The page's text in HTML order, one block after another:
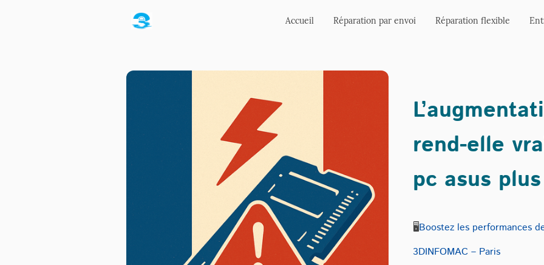
Accueil Réparation par envoi Réparation flexible
rend-elle
pc asus
🖥️Boostez les performances
3DINFOMAC – Paris